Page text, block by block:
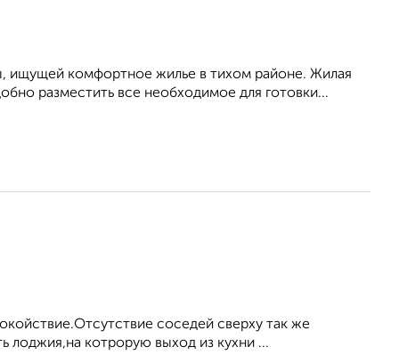
ищущей комфортное жилье в тихом районе. Жилая
разместить все необходимое для готовки...
сocедей cвеpxу так жe
лоджия,на котрорую выход из кухни ...